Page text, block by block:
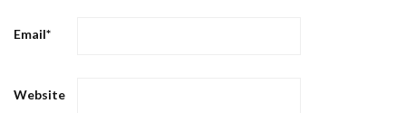
Email*
Website